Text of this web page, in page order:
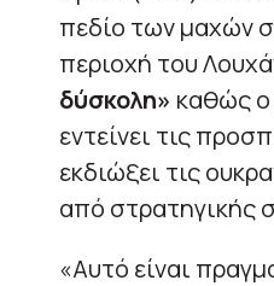
πεδίο των μαχών
περιοχή του
δύσκολη» καθώς
εντείνει τις
εκδιώξει τις
από στρατηγικής
«Αυτό είναι